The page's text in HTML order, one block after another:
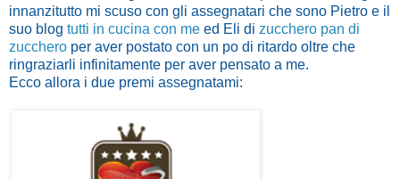
innanzitutto mi scuso con gli assegnatari che sono Pietro e il
suo blog tutti in cucina con me ed Eli di zucchero pan di
zucchero per aver postato con un po di ritardo oltre che
ringraziarli infinitamente per aver pensato a me.
Ecco allora i due premi assegnatami: